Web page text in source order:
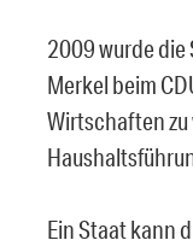
2009 wurde
Merkel beim
Wirtschaften
Ein Staat kann